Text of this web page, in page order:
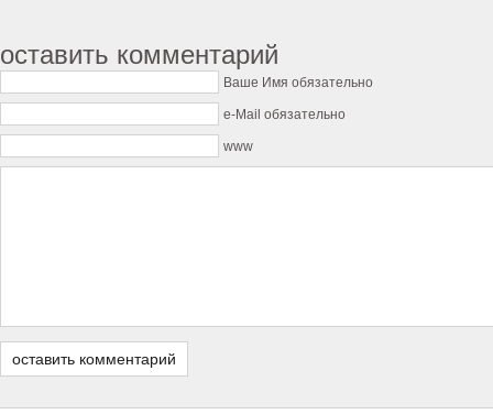
оставить комментарий
Ваше Имя обязательно
e-Mail обязательно
www